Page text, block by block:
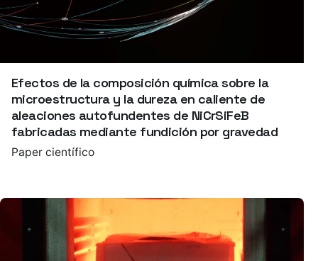
Efectos de la composición química sobre la
microestructura y la dureza en caliente de
aleaciones autofundentes de NiCrSiFeB
fabricadas mediante fundición por gravedad
Paper científico